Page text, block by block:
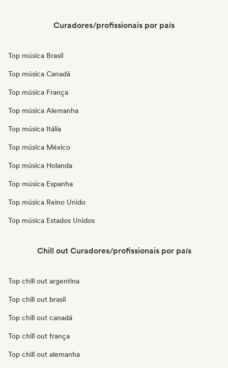
Curadores/profissionais por país
Top música Brasil
Top música Canadá
Top música França
Top música Alemanha
Top música Itália
Top música México
Top música Holanda
Top música Espanha
Top música Reino Unido
Top música Estados Unidos
Chill out Curadores/profissionais por país
Top chill out argentina
Top chill out brasil
Top chill out canadá
Top chill out frança
Top chill out alemanha